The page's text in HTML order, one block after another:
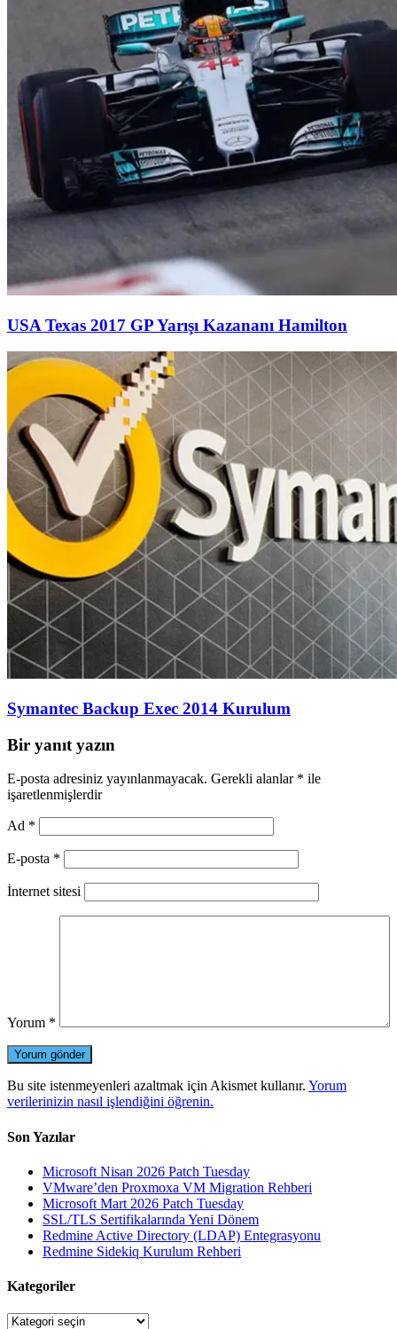
USA Texas 2017 GP Yarışı Kazananı Hamilton
Symantec Backup Exec 2014 Kurulum
Bir yanıt yazın
E-posta adresiniz yayınlanmayacak. Gerekli alanlar * ile
işaretlenmişlerdir
Ad *
E-posta *
İnternet sitesi
Yorum *
Bu site istenmeyenleri azaltmak için Akismet kullanır. Yorum
verilerinizin nasıl işlendiğini öğrenin.
Son Yazılar
Microsoft Nisan 2026 Patch Tuesday
VMware’den Proxmoxa VM Migration Rehberi
Microsoft Mart 2026 Patch Tuesday
SSL/TLS Sertifikalarında Yeni Dönem
Redmine Active Directory (LDAP) Entegrasyonu
Redmine Sidekiq Kurulum Rehberi
Kategoriler
Kategoriler